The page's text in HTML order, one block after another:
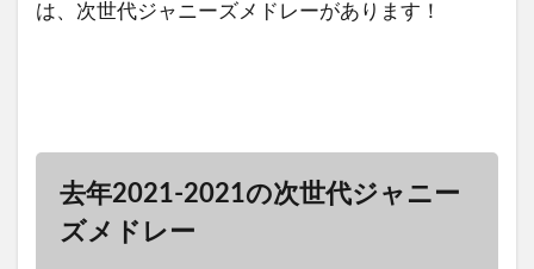
は、次世代ジャニーズメドレーがあります！
去年2021-2021の次世代ジャニー
ズメドレー